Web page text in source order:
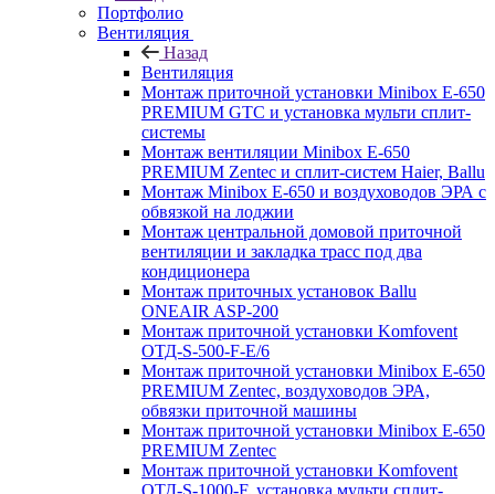
Портфолио
Вентиляция
Назад
Вентиляция
Монтаж приточной установки Minibox E-650
PREMIUM GTC и установка мульти сплит-
системы
Монтаж вентиляции Minibox E-650
PREMIUM Zentec и сплит-систем Haier, Ballu
Монтаж Minibox E-650 и воздуховодов ЭРА с
обвязкой на лоджии
Монтаж центральной домовой приточной
вентиляции и закладка трасс под два
кондиционера
Монтаж приточных установок Ballu
ONEAIR ASP-200
Монтаж приточной установки Komfovent
ОТД-S-500-F-E/6
Монтаж приточной установки Minibox E-650
PREMIUM Zentec, воздуховодов ЭРА,
обвязки приточной машины
Монтаж приточной установки Minibox E-650
PREMIUM Zentec
Монтаж приточной установки Komfovent
ОТД-S-1000-F, установка мульти сплит-